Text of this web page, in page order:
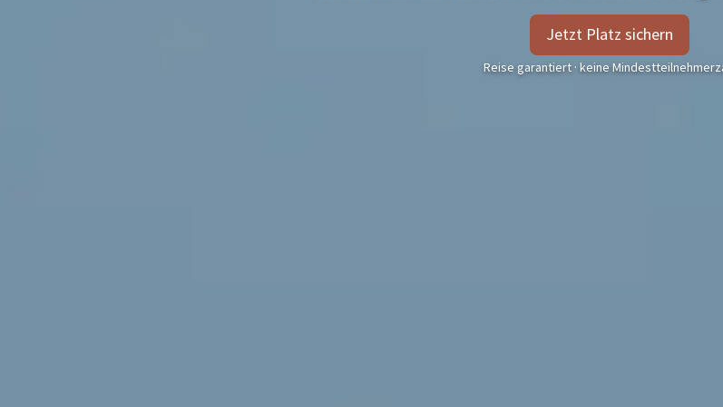
Jetzt Platz sichern
Reise garantiert · keine